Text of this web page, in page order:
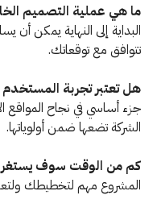
ما هي عملية التصميم
البداية إلى النهاية يمكن
تتوافق مع توقعاتك.
هل تعتبر تجربة
جزء أساسي في نجاح المواقع
الشركة تضعها ضمن أولوياتها.
كم من الوقت سوف
المشروع مهم لتخطيطك